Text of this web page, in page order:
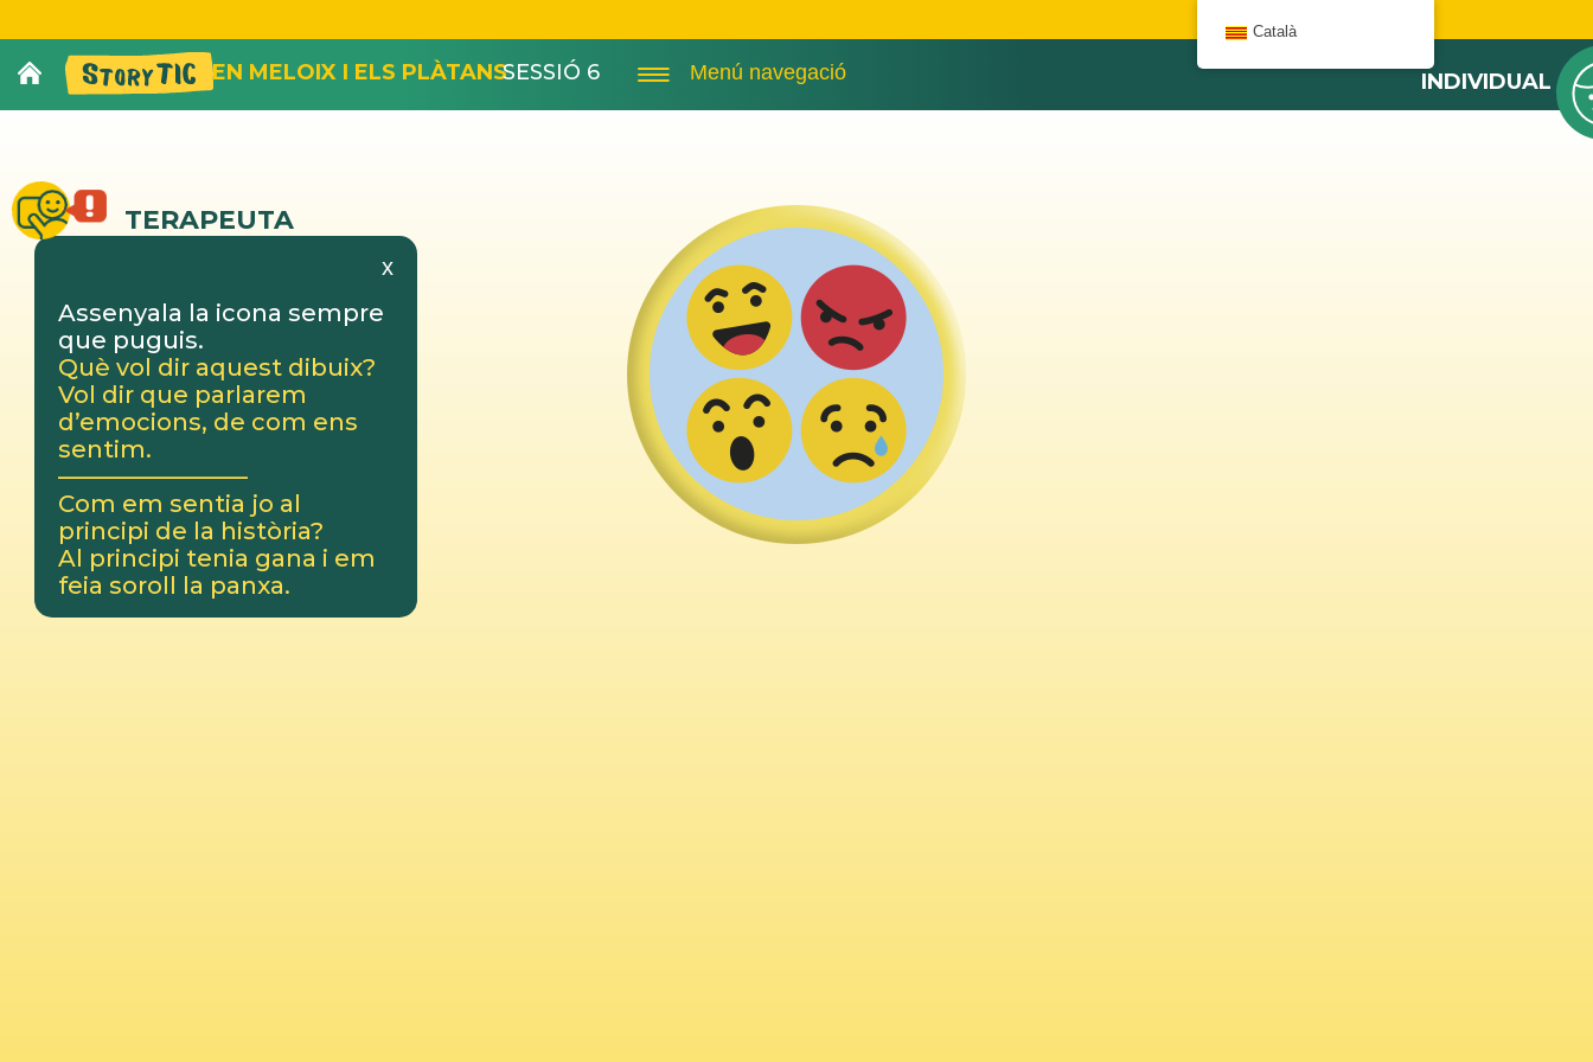
EN MELOIX I ELS PLÀTANSSESSIÓ 6 Menú navegació INDIVIDUAL
TERAPEUTA
x
Assenyala la icona sempre
que puguis.
Què vol dir aquest dibuix?
Vol dir que parlarem
d’emocions, de com ens
sentim.
————————
Com em sentia jo al
principi de la història?
Al principi tenia gana i em
feia soroll la panxa.
Català